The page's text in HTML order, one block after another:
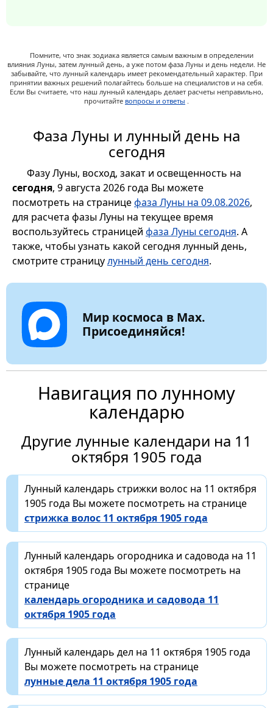
Помните, что знак зодиака является самым важным в определении
влияния Луны, затем лунный день, а уже потом фаза Луны и день недели. Не
забывайте, что лунный календарь имеет рекомендательный характер. При
принятии важных решений полагайтесь больше на специалистов и на себя.
Если Вы считаете, что наш лунный календарь делает расчеты неправильно,
прочитайте вопросы и ответы .
Фаза Луны и лунный день на
сегодня
Фазу Луны, восход, закат и освещенность на
сегодня, 9 августа 2026 года Вы можете
посмотреть на страницефаза Луны на 09.08.2026,
для расчета фазы Луны на текущее время
воспользуйтесь страницей фаза Луны сегодня. А
также, чтобы узнать какой сегодня лунный день,
смотрите страницулунный день сегодня.
Мир космоса в Max.
Присоединяйся!
Навигация по лунному
календарю
Другие лунные календари на 11
октября 1905 года
Лунный календарь стрижки волос на 11 октября
1905 года Вы можете посмотреть на странице
стрижка волос 11 октября 1905 года
Лунный календарь огородника и садовода на 11
октября 1905 года Вы можете посмотреть на
странице
календарь огородника и садовода 11
октября 1905 года
Лунный календарь дел на 11 октября 1905 года
Вы можете посмотреть на странице
лунные дела 11 октября 1905 года